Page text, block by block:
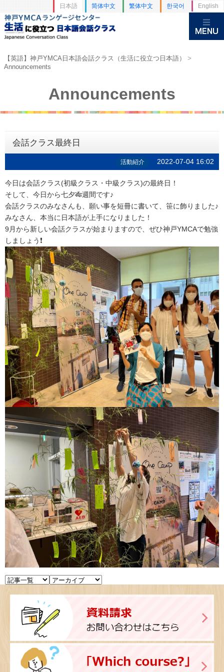
日本語 简体中文 繁体中文 한국어 English
【英語】神戸YMCA日本語会話クラス（生活に役立つ日本語）
>
Announcements
Announcements
会話クラス最終日
活動紹介 2022-07-04 16:02
今日は会話クラス(初級クラス・中級クラス)の最終日！
そして、今日から七夕🎋週間です♪
会話クラスのみなさんも、願い事を短冊に書いて、笹に飾りました♪
みなさん、本当に日本語が上手になりました！
9月から新しい会話クラスが始まりますので、ぜひ神戸YMCAで勉強
しましょう❗️